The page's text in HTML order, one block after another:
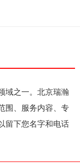
域之一。北京瑞瀚
围、服务内容、专
留下您名字和电话